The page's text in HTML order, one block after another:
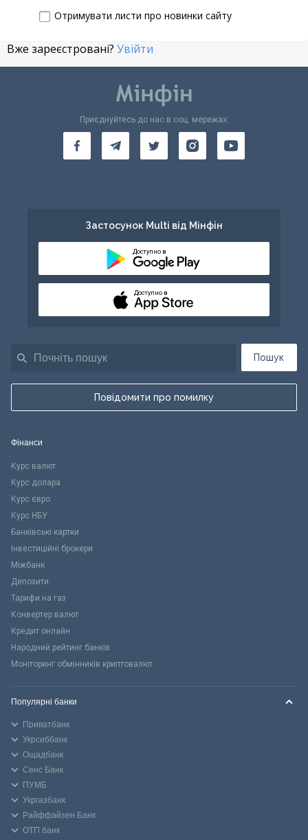
Отримувати листи про новинки сайту
Вже зареєстровані? Увійти
Пошук
Повідомити про помилку
Приєднуйтесь до нас в соц. мережах:
Застосунок Multi від Мінфін
Доступно в
Доступно в
Фінанси
Курс валют
Курс долара
Курс євро
Курс НБУ
Банківські картки
Інвестиційні брокери
Міжбанк
Депозити
Тарифи на газ
Конвертер валют
Кредит онлайн
Народний рейтинг банків
Моніторинг обмінників криптовалют
Популярні банки
Приватбанк
Укрсиббанк
Ощадбанк
Сенс Банк
ПУМБ
Укргазбанк
Райффайзен Банк
ОТП банк